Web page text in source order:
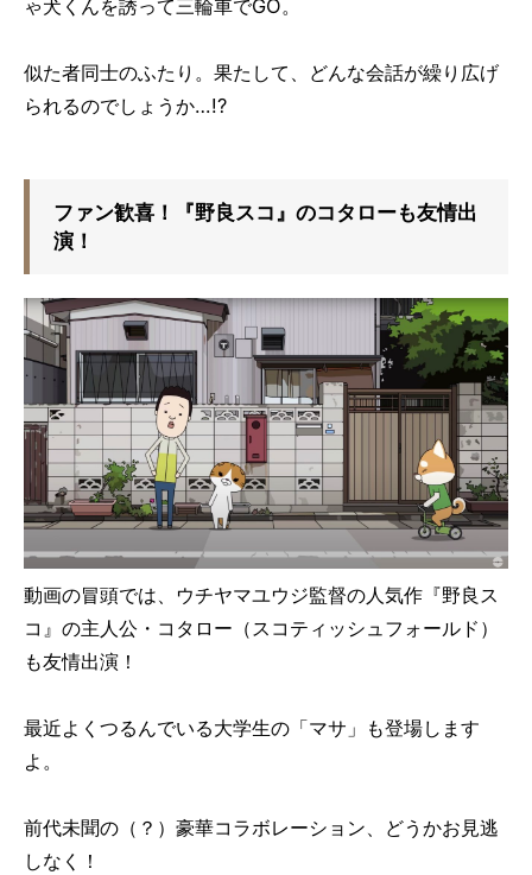
ゃ犬くんを誘って三輪車でGO。
似た者同士のふたり。果たして、どんな会話が繰り広げ
られるのでしょうか…!?
ファン歓喜！『野良スコ』のコタローも友情出
演！
動画の冒頭では、ウチヤマユウジ監督の人気作『野良ス
コ』の主人公・コタロー（スコティッシュフォールド）
も友情出演！
最近よくつるんでいる大学生の「マサ」も登場します
よ。
前代未聞の（？）豪華コラボレーション、どうかお見逃
しなく！